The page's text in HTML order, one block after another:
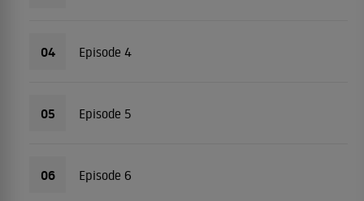
04 Episode 4
05 Episode 5
06 Episode 6